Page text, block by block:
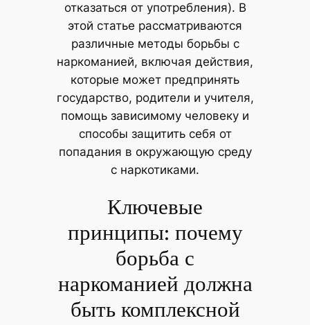
отказаться от употребления). В
этой статье рассматриваются
различные методы борьбы с
наркоманией, включая действия,
которые может предпринять
государство, родители и учителя,
помощь зависимому человеку и
способы защитить себя от
попадания в окружающую среду
с наркотиками.
Ключевые
принципы: почему
борьба с
наркоманией должна
быть комплексной